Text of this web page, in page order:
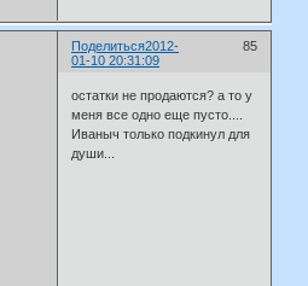
Поделиться 85
2012-
01-10 20:31:09
остатки не продаются? а то у
меня все одно еще пусто....
Иваныч только подкинул для
души...